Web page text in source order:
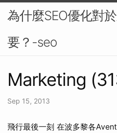
為什麼SEO優化對
要？-seo
Marketing
Sep 15, 2013
飛行最後一刻 在波多黎各